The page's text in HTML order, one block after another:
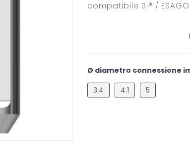
compatibile 3I® /
Ø diametro connessione
3.4
4.1 5